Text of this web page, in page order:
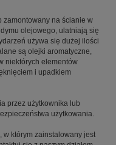
zamontowany na ścianie w
olejowego, ulatniają się
używa się dużej ilości
są olejki aromatyczne,
niektórych elementów
i upadkiem
przez użytkownika lub
użytkowania.
w którym zainstalowany jest